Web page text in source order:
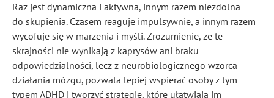
Raz jest dynamiczna i aktywna, innym razem niezdolna
do skupienia. Czasem reaguje impulsywnie, a innym razem
wycofuje się w marzenia i myśli. Zrozumienie, że te
skrajności nie wynikają z kaprysów ani braku
odpowiedzialności, lecz z neurobiologicznego wzorca
działania mózgu, pozwala lepiej wspierać osoby z tym
typem ADHD i tworzyć strategie, które ułatwiają im